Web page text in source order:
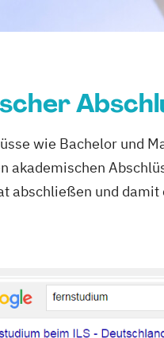
wie Bachelor und
akademischen
abschließen und